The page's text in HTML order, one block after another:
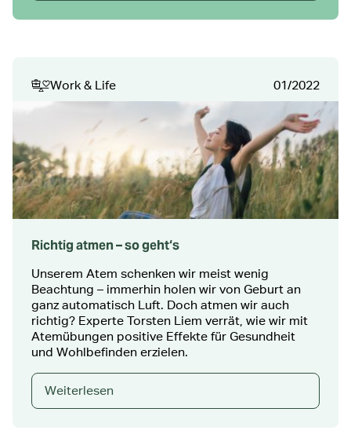
Work & Life 01/2022
Richtig atmen – so geht‘s
Unserem Atem schenken wir meist wenig
Beachtung – immerhin holen wir von Geburt an
ganz automatisch Luft. Doch atmen wir auch
richtig? Experte Torsten Liem verrät, wie wir mit
Atemübungen positive Effekte für Gesundheit
und Wohlbefinden erzielen.
Weiterlesen